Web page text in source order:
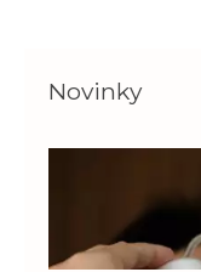
Novinky